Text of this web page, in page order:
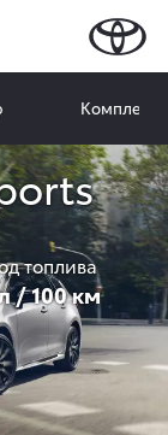
топлива
/ 100 км